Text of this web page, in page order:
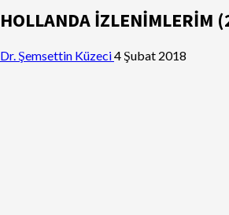
HOLLANDA İZLENİMLERİM
Dr. Şemsettin Küzeci4 Şubat 2018